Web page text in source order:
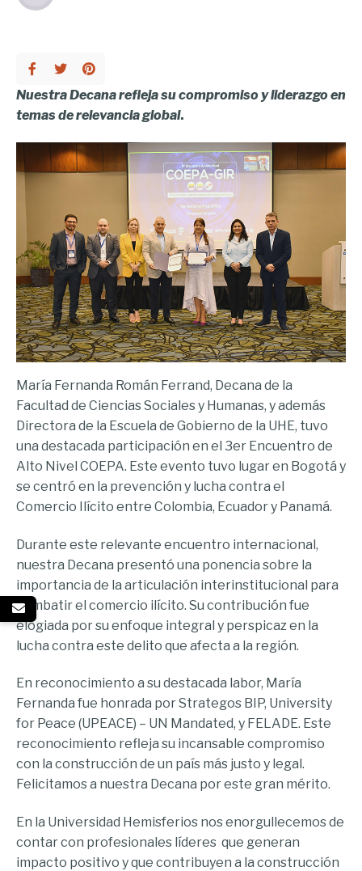
Nuestra Decana refleja su compromiso y liderazgo en
temas de relevancia global.
María Fernanda Román Ferrand, Decana de la
Facultad de Ciencias Sociales y Humanas, y además
Directora de la Escuela de Gobierno de la UHE, tuvo
una destacada participación en el 3er Encuentro de
Alto Nivel COEPA. Este evento tuvo lugar en Bogotá y
se centró en la prevención y lucha contra el
Comercio Ilícito entre Colombia, Ecuador y Panamá.
Durante este relevante encuentro internacional,
nuestra Decana presentó una ponencia sobre la
importancia de la articulación interinstitucional para
combatir el comercio ilícito. Su contribución fue
elogiada por su enfoque integral y perspicaz en la
lucha contra este delito que afecta a la región.
En reconocimiento a su destacada labor, María
Fernanda fue honrada por Strategos BIP, University
for Peace (UPEACE) – UN Mandated, y FELADE. Este
reconocimiento refleja su incansable compromiso
con la construcción de un país más justo y legal.
Felicitamos a nuestra Decana por este gran mérito.
En la Universidad Hemisferios nos enorgullecemos de
contar con profesionales líderes que generan
impacto positivo y que contribuyen a la construcción